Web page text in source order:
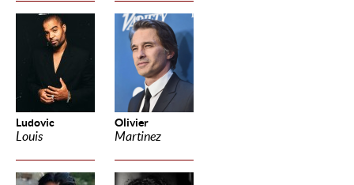
Ludovic
Louis
Olivier
Martinez